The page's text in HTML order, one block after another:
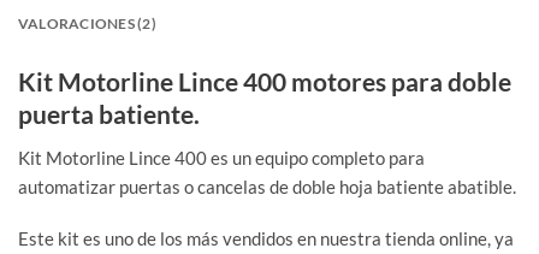
VALORACIONES (2)
Kit Motorline Lince 400 motores para doble
puerta batiente.
Kit Motorline Lince 400 es un equipo completo para
automatizar puertas o cancelas de doble hoja batiente abatible.
Este kit es uno de los más vendidos en nuestra tienda online, ya